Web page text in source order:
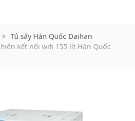
Tủ sấy Hàn Quốc Daihan
kết nối wifi 155 lít Hàn Quốc